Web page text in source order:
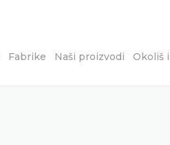
Fabrike Naši proizvodi Okoliš